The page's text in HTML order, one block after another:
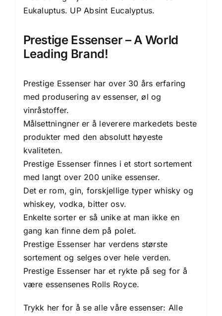
Eukaluptus. UP Absint Eucalyptus.
Prestige Essenser – A World
Leading Brand!
Prestige Essenser har over 30 års erfaring
med produsering av essenser, øl og
vinråstoffer.
Målsettningner er å leverere markedets beste
produkter med den absolutt høyeste
kvaliteten.
Prestige Essenser finnes i et stort sortement
med langt over 200 unike essenser.
Det er rom, gin, forskjellige typer whisky og
whiskey, vodka, bitter osv.
Enkelte sorter er så unike at man ikke en
gang kan finne dem på polet.
Prestige Essenser har verdens største
sortement og selges over hele verden.
Prestige Essenser har et rykte på seg for å
være essensenes Rolls Royce.
Trykk her for å se alle våre essenser: Alle